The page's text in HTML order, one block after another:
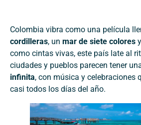
Colombia vibra como una película
cordilleras, un mar de siete colores
como cintas vivas, este país late al
ciudades y pueblos parecen tener
infinita, con música y celebraciones
casi todos los días del año.